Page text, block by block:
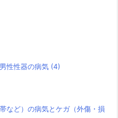
性性器の病気 (4)
など）の病気とケガ（外傷・損